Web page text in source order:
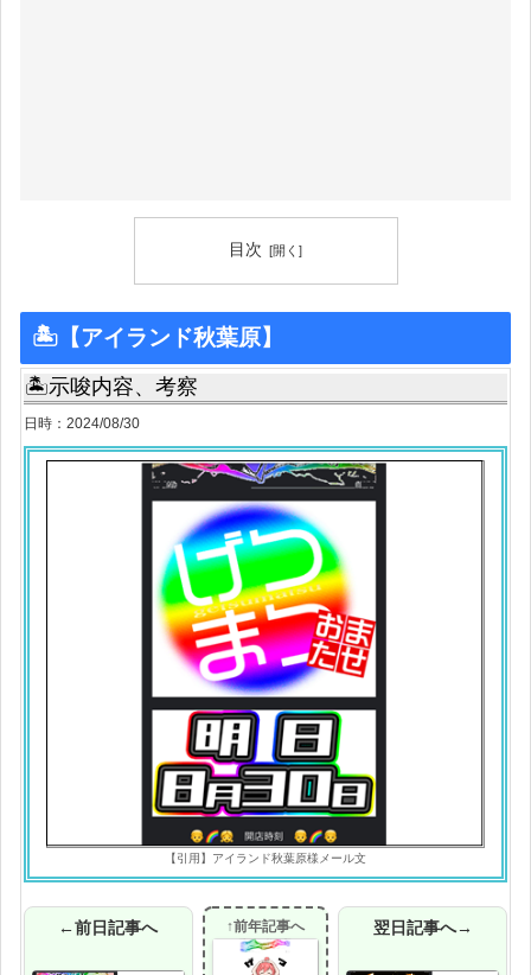
目次
🏝【アイランド秋葉原】
🏝示唆内容、考察
日時：2024/08/30
【引用】アイランド秋葉原様メール文
←前日記事へ ↑前年記事へ 翌日記事へ→